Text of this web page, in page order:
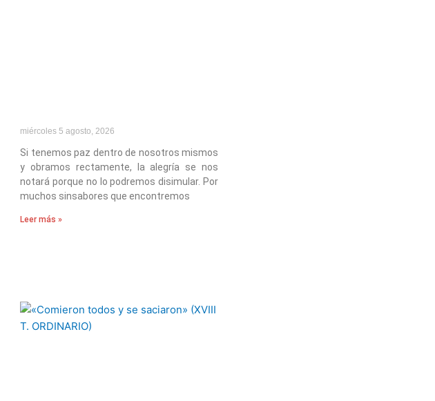
miércoles 5 agosto, 2026
Si tenemos paz dentro de nosotros mismos
y obramos rectamente, la alegría se nos
notará porque no lo podremos disimular. Por
muchos sinsabores que encontremos
Leer más »